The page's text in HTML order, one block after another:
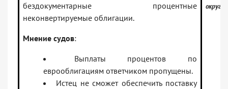
бездокументарные процентные
неконвертируемые облигации.
Мнение судов:
Выплаты процентов по
еврооблигациям ответчиком пропущены.
Истец не сможет обеспечить поставку
округа